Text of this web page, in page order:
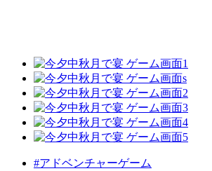
#アドベンチャーゲーム